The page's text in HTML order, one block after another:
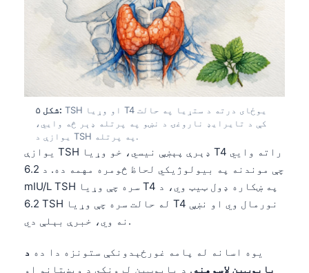
شکل ۵: TSH او وړیا T4 یوځای درته د ستړیا په حالت
کې د تایرایډ ناروغۍ د نښو په پرتله ډېر څه وایي،
یوازې د TSH په پرتله.
یوازې TSH ډېرې پېښې نیسي، خو وړیا T4 راته وايي
چې موندنه په بیولوژیکي لحاظ څومره مهمه ده. د 6.2
mIU/L TSH سره چې وړیا T4 په ښکاره ډول ټیټ وي، د
6.2 TSH له حالت سره چې وړیا T4 نورمال وي او نښې
نه وي، خبرې بېلې دي.
یوه اسانه له پامه غورځېدونکې ستونزه دا ده د
بایوټین لاسوهنه . د بایوټین لرونکي د ویښتانو او
Cebuano
ئۇيغۇرچە
Кыргызча
Татар теле
Беларуская мова
Esperanto
Frysk
Ślōnskŏ gŏdka
Norsk bokmål